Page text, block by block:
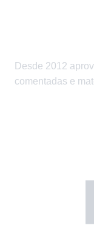
Desde 2012
comentadas e